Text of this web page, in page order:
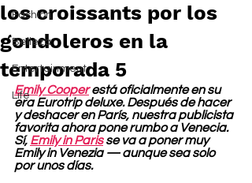
Fashion
Belleza
Entertainment
Life
los croissants por los
gondoleros en la
temporada 5
Emily Cooper está oficialmente en su
era Eurotrip deluxe. Después de hacer
y deshacer en París, nuestra publicista
favorita ahora pone rumbo a Venecia.
Sí, Emily in Paris se va a poner muy
Emily in Venezia — aunque sea solo
por unos días.